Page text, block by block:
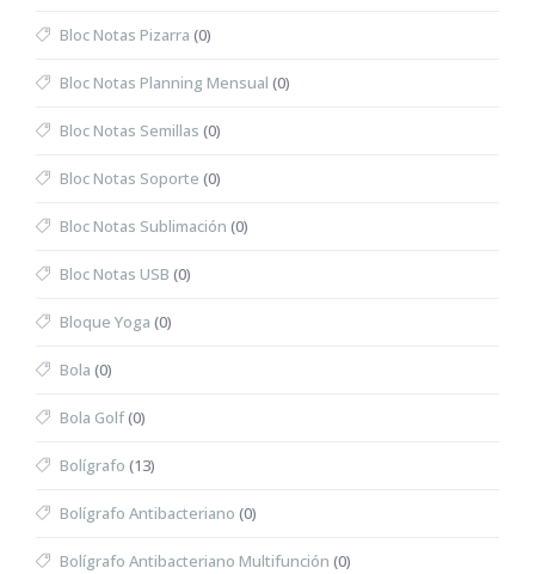
Bloc Notas Pizarra (0)
Bloc Notas Planning Mensual (0)
Bloc Notas Semillas (0)
Bloc Notas Soporte (0)
Bloc Notas Sublimación (0)
Bloc Notas USB (0)
Bloque Yoga (0)
Bola (0)
Bola Golf(0)
Bolígrafo (13)
Bolígrafo Antibacteriano (0)
Bolígrafo Antibacteriano Multifunción (0)